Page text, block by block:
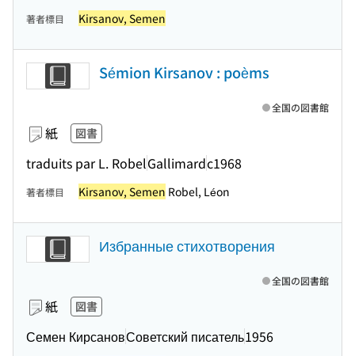
著者標目 Kirsanov, Semen
Sémion Kirsanov : poèms
紙 図書
traduits par L. RobelGallimardc1968
全国の図書館
著者標目 Kirsanov, Semen Robel, Léon
Избранные стихотворения
紙 図書
Семен КирсановСоветский писатель1956
全国の図書館